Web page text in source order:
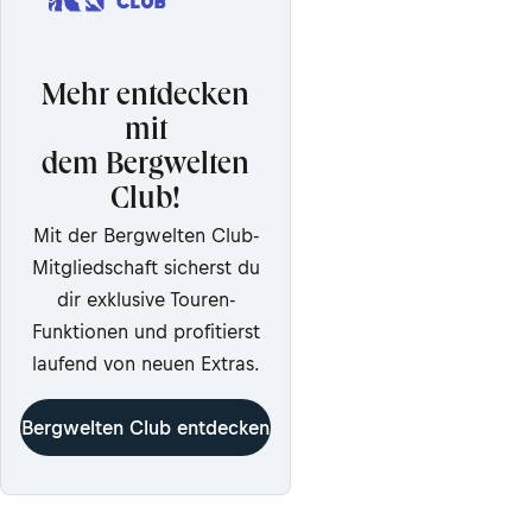
Mehr entdecken
mit
dem Bergwelten
Club!
Mit der Bergwelten Club-
Mitgliedschaft sicherst du
dir exklusive Touren-
Funktionen und profitierst
laufend von neuen Extras.
Bergwelten Club entdecken